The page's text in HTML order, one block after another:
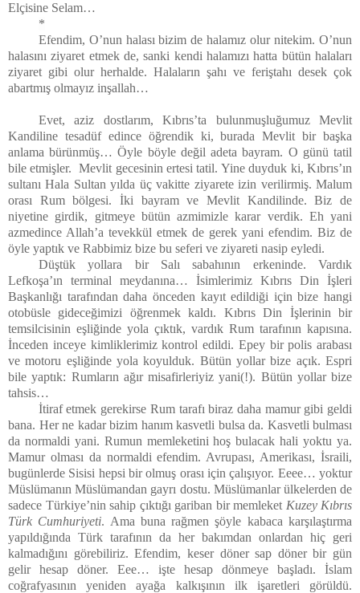
Elçisine Selam…
*
Efendim, O’nun halası bizim de halamız olur nitekim. O’nun
halasını ziyaret etmek de, sanki kendi halamızı hatta bütün halaları
ziyaret gibi olur herhalde. Halaların şahı ve feriştahı desek çok
abartmış olmayız inşallah…
Evet, aziz dostlarım, Kıbrıs’ta bulunmuşluğumuz Mevlit
Kandiline tesadüf edince öğrendik ki, burada Mevlit bir başka
anlama bürünmüş… Öyle böyle değil adeta bayram. O günü tatil
bile etmişler. Mevlit gecesinin ertesi tatil. Yine duyduk ki, Kıbrıs’ın
sultanı Hala Sultan yılda üç vakitte ziyarete izin verilirmiş. Malum
orası Rum bölgesi. İki bayram ve Mevlit Kandilinde. Biz de
niyetine girdik, gitmeye bütün azmimizle karar verdik. Eh yani
azmedince Allah’a tevekkül etmek de gerek yani efendim. Biz de
öyle yaptık ve Rabbimiz bize bu seferi ve ziyareti nasip eyledi.
Düştük yollara bir Salı sabahının erkeninde. Vardık
Lefkoşa’ın terminal meydanına… İsimlerimiz Kıbrıs Din İşleri
Başkanlığı tarafından daha önceden kayıt edildiği için bize hangi
otobüsle gideceğimizi öğrenmek kaldı. Kıbrıs Din İşlerinin bir
temsilcisinin eşliğinde yola çıktık, vardık Rum tarafının kapısına.
İnceden inceye kimliklerimiz kontrol edildi. Epey bir polis arabası
ve motoru eşliğinde yola koyulduk. Bütün yollar bize açık. Espri
bile yaptık: Rumların ağır misafirleriyiz yani(!). Bütün yollar bize
tahsis…
İtiraf etmek gerekirse Rum tarafı biraz daha mamur gibi geldi
bana. Her ne kadar bizim hanım kasvetli bulsa da. Kasvetli bulması
da normaldi yani. Rumun memleketini hoş bulacak hali yoktu ya.
Mamur olması da normaldi efendim. Avrupası, Amerikası, İsraili,
bugünlerde Sisisi hepsi bir olmuş orası için çalışıyor. Eeee… yoktur
Müslümanın Müslümandan gayrı dostu. Müslümanlar ülkelerden de
sadece Türkiye’nin sahip çıktığı gariban bir memleket Kuzey Kıbrıs
Türk Cumhuriyeti. Ama buna rağmen şöyle kabaca karşılaştırma
yapıldığında Türk tarafının da her bakımdan onlardan hiç geri
kalmadığını görebiliriz. Efendim, keser döner sap döner bir gün
gelir hesap döner. Eee… işte hesap dönmeye başladı. İslam
coğrafyasının yeniden ayağa kalkışının ilk işaretleri görüldü.